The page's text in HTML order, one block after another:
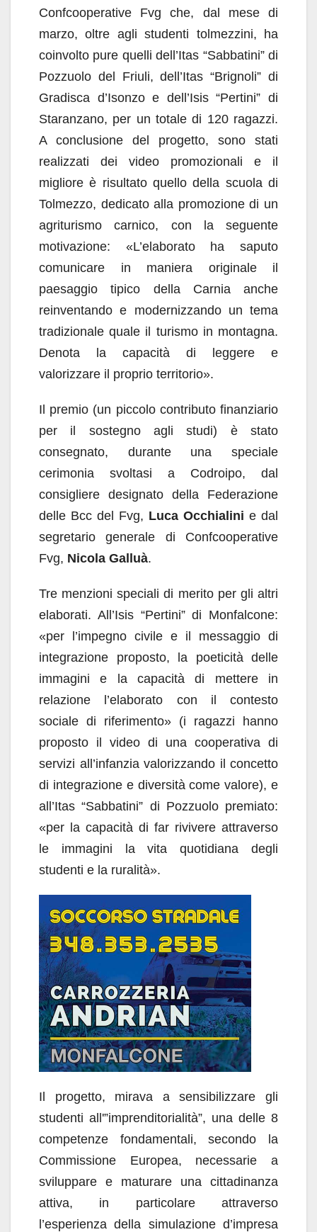
Confcooperative Fvg che, dal mese di
marzo, oltre agli studenti tolmezzini, ha
coinvolto pure quelli dell’Itas “Sabbatini” di
Pozzuolo del Friuli, dell’Itas “Brignoli” di
Gradisca d’Isonzo e dell’Isis “Pertini” di
Staranzano, per un totale di 120 ragazzi.
A conclusione del progetto, sono stati
realizzati dei video promozionali e il
migliore è risultato quello della scuola di
Tolmezzo, dedicato alla promozione di un
agriturismo carnico, con la seguente
motivazione: «L’elaborato ha saputo
comunicare in maniera originale il
paesaggio tipico della Carnia anche
reinventando e modernizzando un tema
tradizionale quale il turismo in montagna.
Denota la capacità di leggere e
valorizzare il proprio territorio».
Il premio (un piccolo contributo finanziario
per il sostegno agli studi) è stato
consegnato, durante una speciale
cerimonia svoltasi a Codroipo, dal
consigliere designato della Federazione
delle Bcc del Fvg, Luca Occhialini e dal
segretario generale di Confcooperative
Fvg, Nicola Galluà.
Tre menzioni speciali di merito per gli altri
elaborati. All’Isis “Pertini” di Monfalcone:
«per l’impegno civile e il messaggio di
integrazione proposto, la poeticità delle
immagini e la capacità di mettere in
relazione l’elaborato con il contesto
sociale di riferimento» (i ragazzi hanno
proposto il video di una cooperativa di
servizi all’infanzia valorizzando il concetto
di integrazione e diversità come valore), e
all’Itas “Sabbatini” di Pozzuolo premiato:
«per la capacità di far rivivere attraverso
le immagini la vita quotidiana degli
studenti e la ruralità».
Il progetto, mirava a sensibilizzare gli
studenti all'”imprenditorialità”, una delle 8
competenze fondamentali, secondo la
Commissione Europea, necessarie a
sviluppare e maturare una cittadinanza
attiva, in particolare attraverso
l’esperienza della simulazione d’impresa